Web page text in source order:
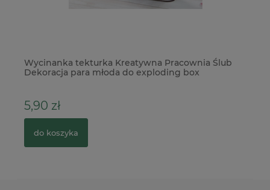
Wycinanka Kreatywna Pracownia Chłopiec z
klielichem
5,50 zł
do koszyka